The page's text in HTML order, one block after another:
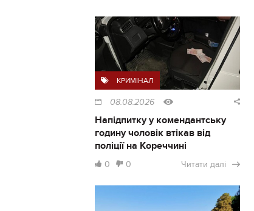
КРИМІНАЛ
08.08.2026
Напідпитку у комендантську
годину чоловік втікав від
поліції на Кореччині
0 0 Читати далі